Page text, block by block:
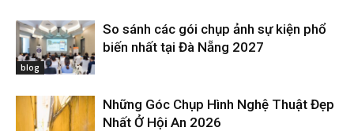
blog
So sánh các gói chụp ảnh sự kiện phổ
biến nhất tại Đà Nẵng 2027
Những Góc Chụp Hình Nghệ Thuật Đẹp
Nhất Ở Hội An 2026